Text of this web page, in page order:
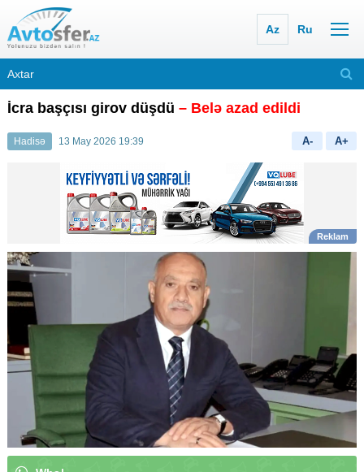
Az Ru
İcra başçısı girov düşdü – Belə azad edildi
Hadisə 13 May 2026 19:39 A- A+